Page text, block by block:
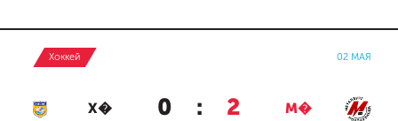
Хоккей 02 МАЯ
Х� 0 : 2 М�